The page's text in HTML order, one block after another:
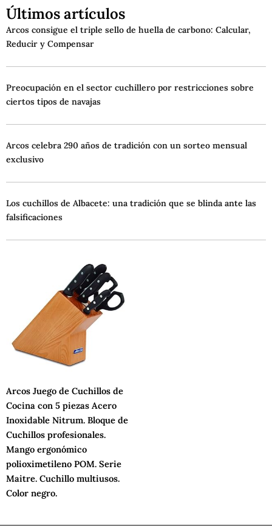
Últimos artículos
Arcos consigue el triple sello de huella de carbono: Calcular,
Reducir y Compensar
Preocupación en el sector cuchillero por restricciones sobre
ciertos tipos de navajas
Arcos celebra 290 años de tradición con un sorteo mensual
exclusivo
Los cuchillos de Albacete: una tradición que se blinda ante las
falsificaciones
Arcos Juego de Cuchillos de
Cocina con 5 piezas Acero
Inoxidable Nitrum. Bloque de
Cuchillos profesionales.
Mango ergonómico
polioximetileno POM. Serie
Maitre. Cuchillo multiusos.
Color negro.